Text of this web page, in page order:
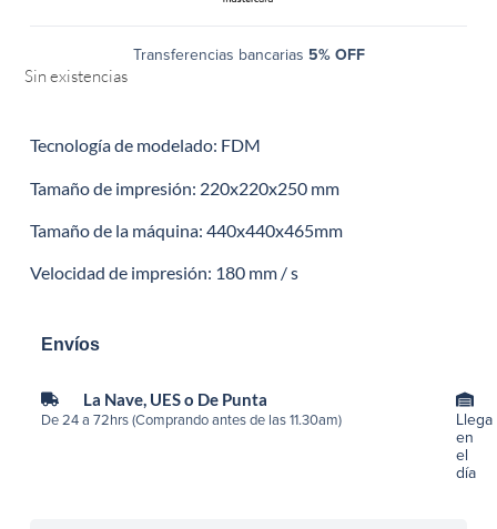
Transferencias bancarias 5% OFF
Sin existencias
Tecnología de modelado: FDM
Tamaño de impresión: 220x220x250 mm
Tamaño de la máquina: 440x440x465mm
Velocidad de impresión: 180 mm / s
Envíos
La Nave, UES o De Punta
De 24 a 72hrs (Comprando antes de las 11.30am)
Llega
en
el
día